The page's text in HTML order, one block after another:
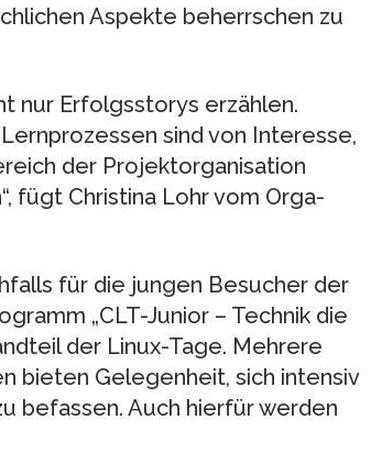
Aspekte beherrschen zu
nur Erfolgsstorys erzählen.
sind von Interesse,
der Projektorganisation
fügt Christina Lohr vom Orga-
für die jungen Besucher der
„CLT-Junior – Technik die
der Linux-Tage. Mehrere
bieten Gelegenheit, sich intensiv
befassen. Auch hierfür werden